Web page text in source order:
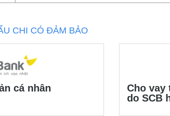
CHI CÓ ĐẢM BẢO
cá nhân
Cho vay
do SCB